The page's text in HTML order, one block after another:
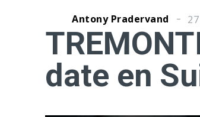
Antony Pradervand
date en